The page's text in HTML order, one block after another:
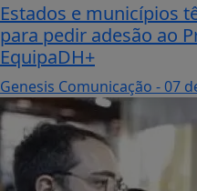
Estados e municípios
para pedir adesão ao
EquipaDH+
Genesis Comunicação - 07